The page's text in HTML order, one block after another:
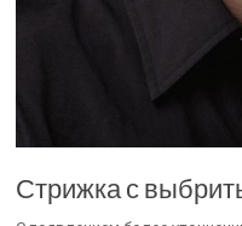
Стрижка с